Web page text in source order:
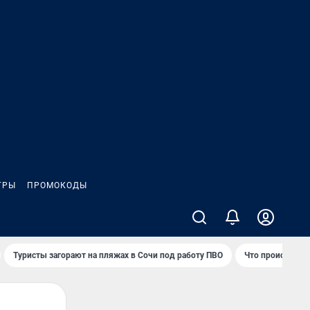
ПРОМОКОДЫ
Туристы загорают на пляжах в Сочи под работу ПВО Что происходит